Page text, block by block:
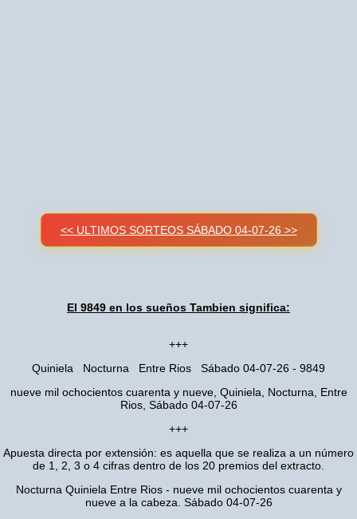
<< ULTIMOS SORTEOS SÁBADO 04-07-26 >>
El 9849 en los sueños Tambien significa:
+++
Quiniela Nocturna Entre Rios Sábado 04-07-26 - 9849
nueve mil ochocientos cuarenta y nueve, Quiniela, Nocturna, Entre
Rios, Sábado 04-07-26
+++
Apuesta directa por extensión: es aquella que se realiza a un número
de 1, 2, 3 o 4 cifras dentro de los 20 premios del extracto.
Nocturna Quiniela Entre Rios - nueve mil ochocientos cuarenta y
nueve a la cabeza. Sábado 04-07-26